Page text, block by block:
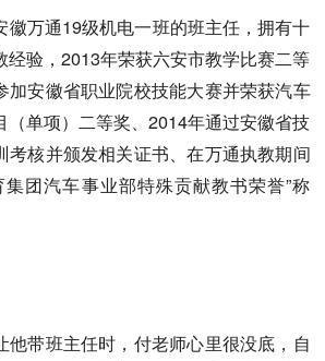
万通19级机电一班的班主任，拥有十
经验，2013年荣获六安市教学比赛二等
加安徽省职业院校技能大赛并荣获汽车
（单项）二等奖、2014年通过安徽省技
考核并颁发相关证书、在万通执教期间
团汽车事业部特殊贡献教书荣誉”称
带班主任时，付老师心里很没底，自